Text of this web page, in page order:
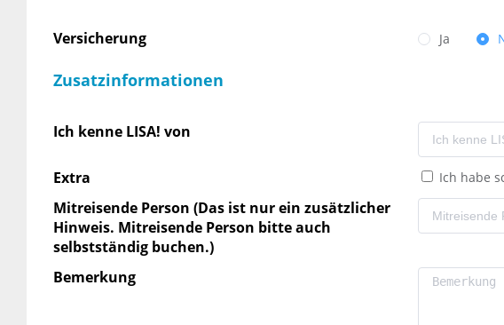
Versicherung Ja
Zusatzinformationen
Ich kenne LISA! von
Extra Ich habe
Mitreisende Person (Das ist nur ein zusätzlicher
Hinweis. Mitreisende Person bitte auch
selbstständig buchen.)
Bemerkung